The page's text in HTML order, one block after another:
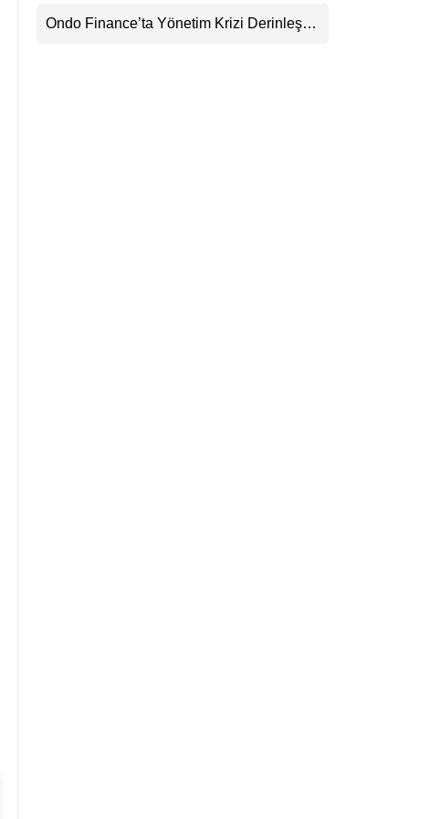
Ondo Finance’ta Yönetim Krizi Derinleşti: